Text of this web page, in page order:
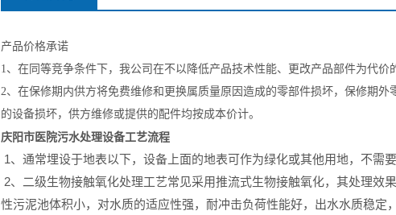
产品价格承诺
1、在同等竞争条件下，我公司在不以降低产品技术性能、更改产品部件为代价
2、在保修期内供方将免费维修和更换属质量原因造成的零部件损坏，保修期
的设备损坏，供方维修或提供的配件均按成本价计。
庆阳市医院污水处理设备工艺流程
1、通常埋设于地表以下，设备上面的地表可作为绿化或其他用地，不需
2、二级生物接触氧化处理工艺常见采用推流式生物接触氧化，其处理效
性污泥池体积小，对水质的适应性强，耐冲击负荷性能好，出水水质稳